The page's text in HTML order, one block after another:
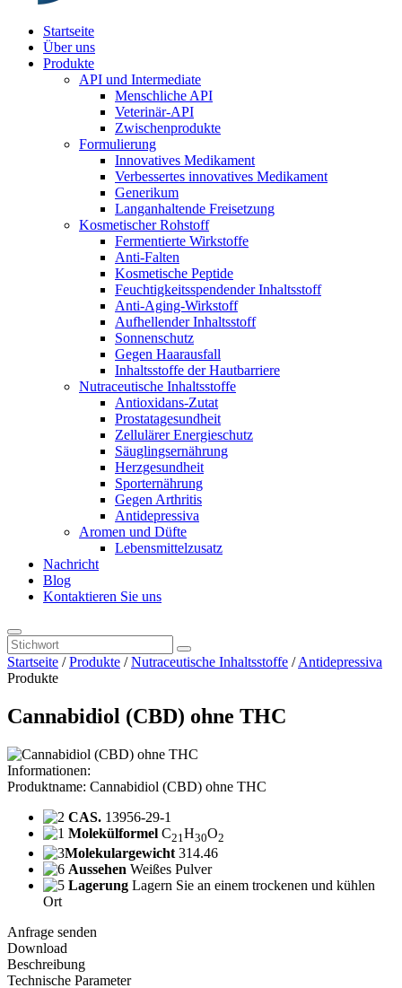
Startseite
Über uns
Produkte
API und Intermediate
Menschliche API
Veterinär-API
Zwischenprodukte
Formulierung
Innovatives Medikament
Verbessertes innovatives Medikament
Generikum
Langanhaltende Freisetzung
Kosmetischer Rohstoff
Fermentierte Wirkstoffe
Anti-Falten
Kosmetische Peptide
Feuchtigkeitsspendender Inhaltsstoff
Anti-Aging-Wirkstoff
Aufhellender Inhaltsstoff
Sonnenschutz
Gegen Haarausfall
Inhaltsstoffe der Hautbarriere
Nutraceutische Inhaltsstoffe
Antioxidans-Zutat
Prostatagesundheit
Zellulärer Energieschutz
Säuglingsernährung
Herzgesundheit
Sporternährung
Gegen Arthritis
Antidepressiva
Aromen und Düfte
Lebensmittelzusatz
Nachricht
Blog
Kontaktieren Sie uns
Startseite /Produkte /Nutraceutische Inhaltsstoffe /Antidepressiva
Produkte
Cannabidiol (CBD) ohne THC
Informationen:
Produktname: Cannabidiol (CBD) ohne THC
CAS. 13956-29-1
Molekülformel C21H30O2
Molekulargewicht 314.46
Aussehen Weißes Pulver
Lagerung Lagern Sie an einem trockenen und kühlen
Ort
Anfrage senden
Download
Beschreibung
Technische Parameter